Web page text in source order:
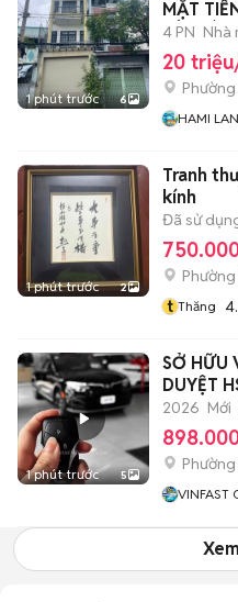
1 phút trước 6
MẶT TIỀN
TÂN
4 PN Nhà
20
Phường
HAMI
1 phút trước 2
Tranh
kính
Đã sử
t Thăng
1 phút trước 5
SỞ HỮU
DUYỆT
2026 Mới
VINFAST